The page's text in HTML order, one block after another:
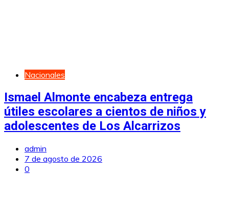
Nacionales
Ismael Almonte encabeza entrega
útiles escolares a cientos de niños y
adolescentes de Los Alcarrizos
admin
7 de agosto de 2026
0